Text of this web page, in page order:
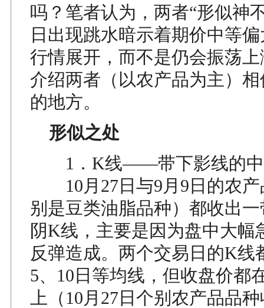
吗？笔者认为，两者“形似神
日出现跳水暗示着期价中等
行情展开，而不是仍会振荡
介绍两者（以农产品为主）
的地方。
形似之处
1．K线——带下影线的中
10月27日与9月9日的农产
别是豆类油脂品种）都收出
阴K线，主要是因为盘中大幅
反弹造成。两个交易日的K线
5、10日等均线，但收盘价都
上（10月27日个别农产品品